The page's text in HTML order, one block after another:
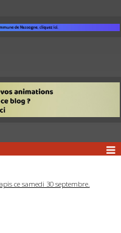
ce samedi 30 septembre.